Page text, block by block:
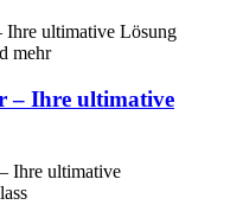
– Ihre ultimative